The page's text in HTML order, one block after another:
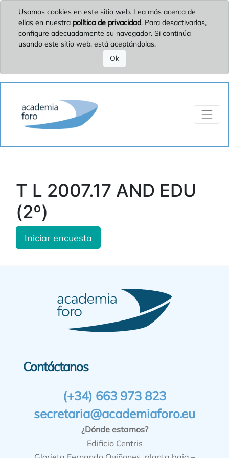
Usamos cookies en este sitio web. Lea más acerca de
ellas en nuestra política de privacidad. Para desactivarlas,
configure adecuadamente su navegador. Si continúa
usando este sitio web, está aceptándolas.
Ok
T L 2007.17 AND EDU
(2º)
Iniciar encuesta
Contáctanos
(+34) 663 973 823
secretaria@academiaforo.eu
¿Dónde estamos?
Edificio Centris